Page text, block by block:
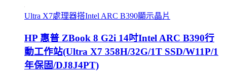
Ultra X7處理器搭Intel ARC B390顯示晶片
HP 惠普 ZBook 8 G2i 14吋Intel ARC B390行
動工作站(Ultra X7 358H/32G/1T SSD/W11P/1
年保固/DJ8J4PT)